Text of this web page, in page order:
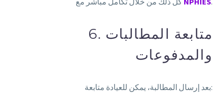
6. متابعة المطالبات
والمدفوعات
بعد إرسال المطالبة، يمكن للعيادة متابعة: